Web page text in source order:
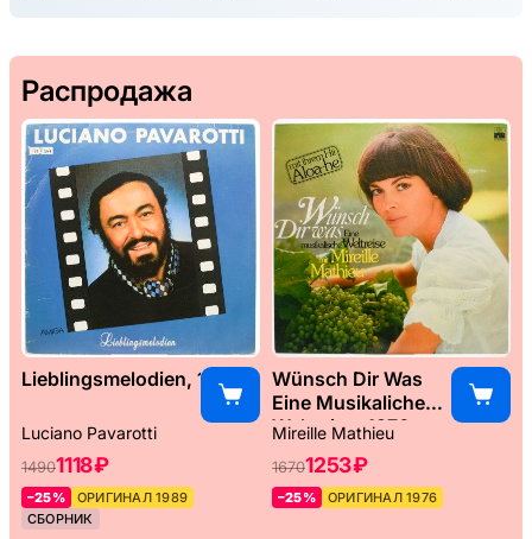
Распродажа
Lieblingsmelodien, 1989
Luciano Pavarotti
14901118 ₽
–25%
ОРИГИНАЛ 1989
СБОРНИК
Wünsch Dir Was
Eine Musikaliche
Weltreise, 1976
Mireille Mathieu
16701253 ₽
–25% ОРИГИНАЛ 1976